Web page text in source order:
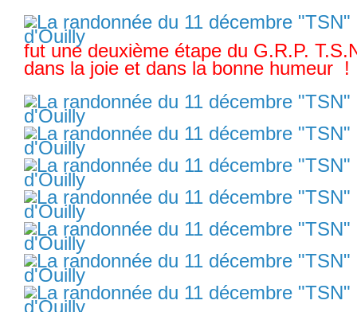
fut une deuxième étape du G.R.P.
dans la joie et dans la bonne humeur !